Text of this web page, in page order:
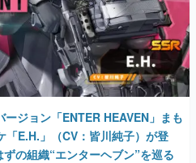
ージョン「ENTER HEAVEN」まも
E.H.」（CV：皆川純子）が登
の組織“エンターヘブン”を巡る